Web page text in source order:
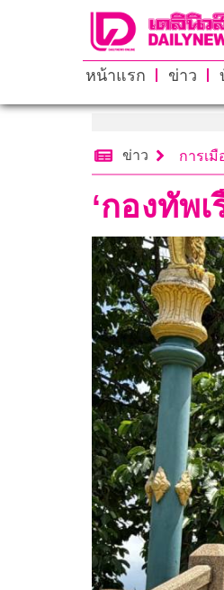
หน้าแรก ข่าว
ข่าว การเมื
‘กองทัพ